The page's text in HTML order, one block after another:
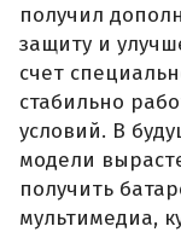
получил
защиту и
счет
стабильно
условий. В
модели
получить
мультимедиа,